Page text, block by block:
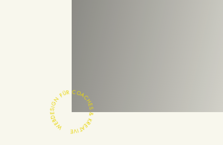
WEBDESIGN FÜR COACHES & KREATIVE